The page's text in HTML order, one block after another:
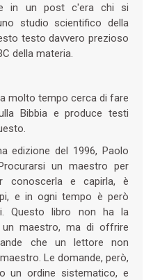
in un post c'era chi si
studio scientifico della
testo davvero prezioso
della materia.
molto tempo cerca di fare
Bibbia e produce testi
edizione del 1996, Paolo
un maestro per
conoscerla e capirla, è
e in ogni tempo è però
Questo libro non ha la
un maestro, ma di offrire
che un lettore non
Le domande, però,
un ordine sistematico, e